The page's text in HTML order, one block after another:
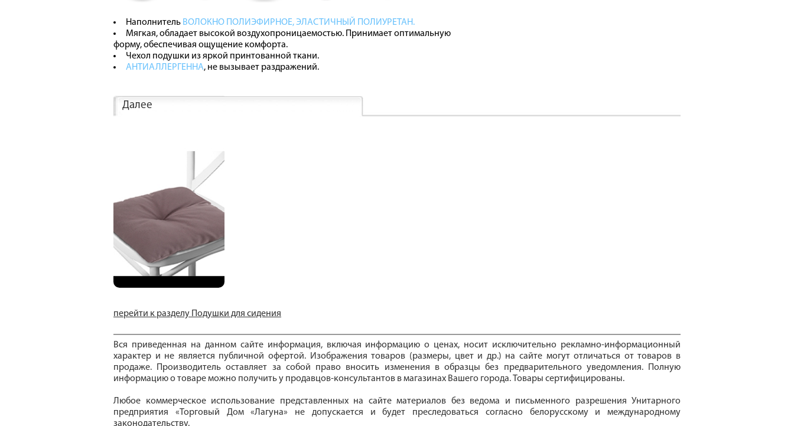
Наполнитель ВОЛОКНО ПОЛИЭФИРНОЕ, ЭЛАСТИЧНЫЙ ПОЛИУРЕТАН.
Мягкая, обладает высокой воздухопроницаемостью. Принимает оптимальную
форму, обеспечивая ощущение комфорта.
Чехол подушки из яркой принтованной ткани.
АНТИАЛЛЕРГЕННА, не вызывает раздражений.
Далее
перейти к разделу Подушки для сидения
Вся приведенная на данном сайте информация, включая информацию о ценах, носит исключительно рекламно-информационный
характер и не является публичной офертой. Изображения товаров (размеры, цвет и др.) на сайте могут отличаться от товаров в
продаже. Производитель оставляет за собой право вносить изменения в образцы без предварительного уведомления. Полную
информацию о товаре можно получить у продавцов-консультантов в магазинах Вашего города. Товары сертифицированы.
Любое коммерческое использование представленных на сайте материалов без ведома и письменного разрешения Унитарного
предприятия «Торговый Дом «Лагуна» не допускается и будет преследоваться согласно белорусскому и международному
законодательству.